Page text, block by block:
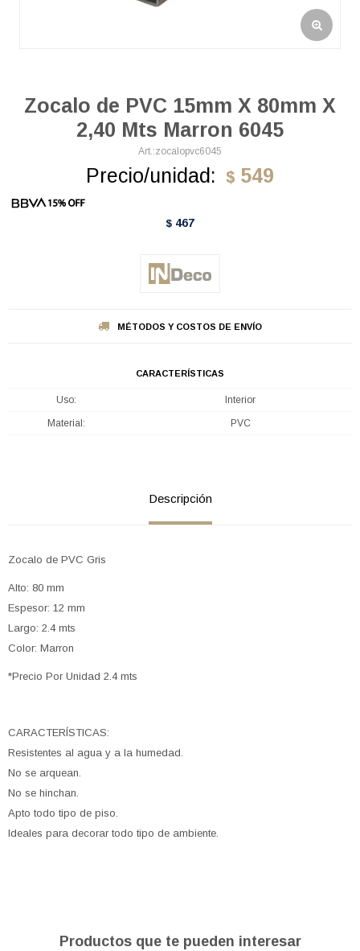
Zocalo de PVC 15mm X 80mm X
2,40 Mts Marron 6045
zocalopvc6045
Precio/unidad: $ 549
$ 467
MÉTODOS Y COSTOS DE ENVÍO
CARACTERÍSTICAS
Uso Interior
Material PVC
Descripción
Zocalo de PVC Gris
Alto: 80 mm
Espesor: 12 mm
Largo: 2.4 mts
Color: Marron
*Precio Por Unidad 2.4 mts
CARACTERÍSTICAS:
Resistentes al agua y a la humedad.
No se arquean.
No se hinchan.
Apto todo tipo de piso.
Ideales para decorar todo tipo de ambiente.
Productos que te pueden interesar